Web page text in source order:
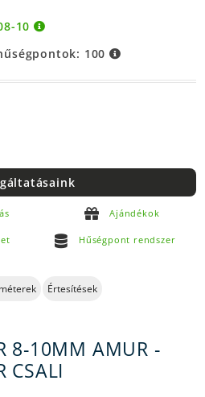
10
100
Ajándékok
Hűségpont rendszer
Értesítések
8-10MM AMUR -
CSALI